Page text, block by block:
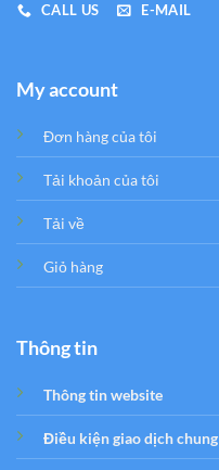
CALL US E-MAIL
My account
Đơn hàng của tôi
Tải khoản của tôi
Tải về
Giỏ hàng
Thông tin
Thông tin website
Điều kiện giao dịch chung